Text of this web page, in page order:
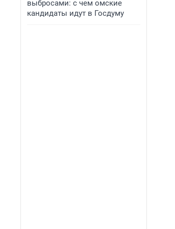
выбросами: с чем омские
кандидаты идут в Госдуму